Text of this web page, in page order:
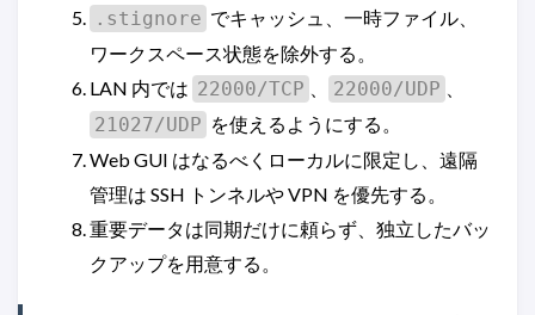
.stignore でキャッシュ、一時ファイル、
ワークスペース状態を除外する。
LAN 内では 22000/TCP 22000/UDP
21027/UDP を使えるようにする。
Web GUI はなるべくローカルに限定し、遠隔
管理は SSH トンネルや VPN を優先する。
重要データは同期だけに頼らず、独立したバッ
クアップを用意する。